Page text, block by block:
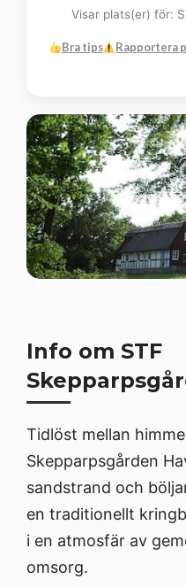
Visar plats(er) för:
Bra tips Rapportera
Info om STF
Tidlöst mellan
Skepparpsgården
sandstrand och
en traditionellt
i en atmosfär av
omsorg.